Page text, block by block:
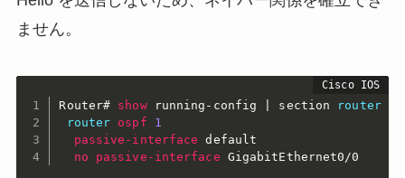
ません。
Router# show running-config | section router
router ospf
1
passive-interface
  no
passive-interface GigabitEthernet0/0